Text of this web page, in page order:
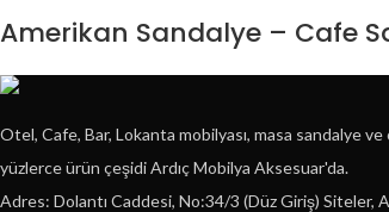
Amerikan Sandalye – Cafe
Otel, Cafe, Bar, Lokanta mobilyası, masa sandalye
yüzlerce ürün çeşidi Ardıç Mobilya Aksesuar'da.
Adres: Dolantı Caddesi, No:34/3 (Düz Giriş) Siteler,